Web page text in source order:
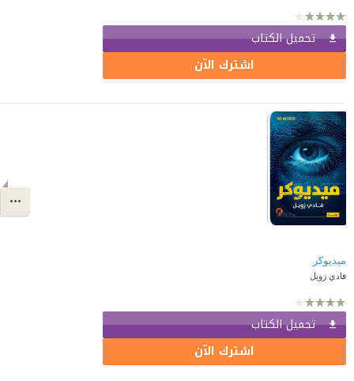
تحميل الكتاب
اشترك الآن
ميديوكر
فادي زويل
تحميل الكتاب
اشترك الآن